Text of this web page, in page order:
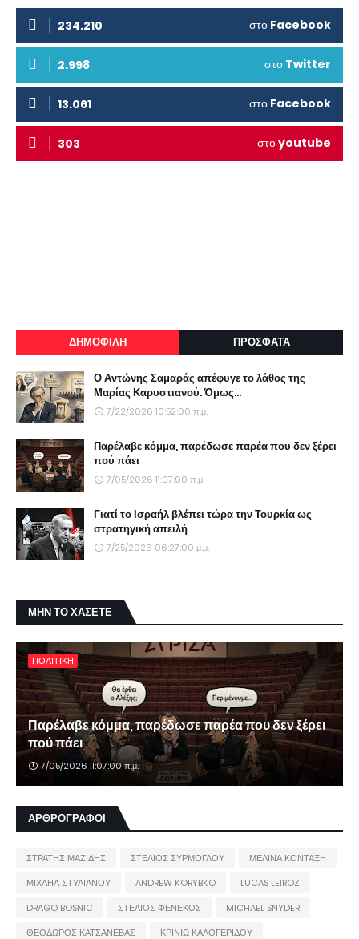
234.210 στο Facebook
2.998 στο Twitter
13.061 στο Facebook
303 στοyoutube
ΔΗΜΟΦΙΛΗ ΠΡΟΣΦΑΤΑ
Ο Αντώνης Σαμαράς απέφυγε το λάθος της
Μαρίας Καρυστιανού. Όμως...
7/22/2026 10:52:00 π.μ.
Παρέλαβε κόμμα, παρέδωσε παρέα που δεν ξέρει
πού πάει
7/05/2026 11:07:00 π.μ.
Γιατί το Ισραήλ βλέπει τώρα την Τουρκία ως
στρατηγική απειλή
7/25/2026 06:27:00 μ.μ.
ΜΗΝ ΤΟ ΧΑΣΕΤΕ
ΠΟΛΙΤΙΚΗ
Παρέλαβε κόμμα, παρέδωσε παρέα που δεν ξέρει
πού πάει
7/05/2026 11:07:00 π.μ.
ΑΡΘΡΟΓΡΑΦΟΙ
ΣΤΡΑΤΗΣ ΜΑΖΙΔΗΣ ΣΤΕΛΙΟΣ ΣΥΡΜΟΓΛΟΥ
ΜΕΛΙΝΑ ΚΟΝΤΑΞΗ
ΜΙΧΑΗΛ ΣΤΥΛΙΑΝΟΥ
ANDREW KORYBKO
LUCAS LEIROZ
DRAGO BOSNIC
ΣΤΕΛΙΟΣ ΦΕΝΕΚΟΣ
MICHAEL SNYDER
ΘΕΟΔΩΡΟΣ ΚΑΤΣΑΝΕΒΑΣ
ΚΡΙΝΙΩ ΚΑΛΟΓΕΡΙΔΟΥ